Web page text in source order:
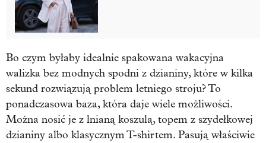
Bo czym byłaby idealnie spakowana wakacyjna
walizka bez modnych spodni z dzianiny, które w kilka
sekund rozwiązują problem letniego stroju? To
ponadczasowa baza, która daje wiele możliwości.
Można nosić je z lnianą koszulą, topem z szydełkowej
dzianiny albo klasycznym T-shirtem. Pasują właściwie